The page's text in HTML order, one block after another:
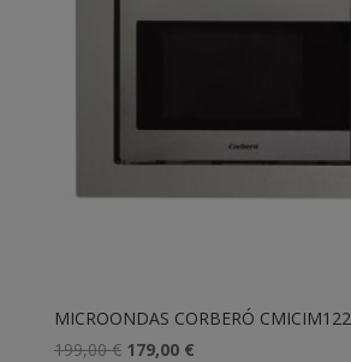
MICROONDAS CORBERÓ CMICIM122
199,00€ El
179,00 €El